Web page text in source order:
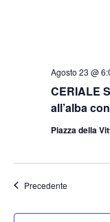
CERIALE
all’alba
Agosto 23 @
Piazza della
Precedente